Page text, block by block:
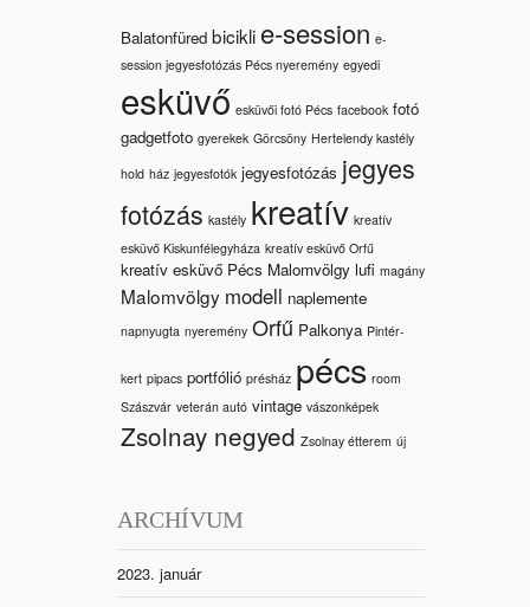
Balatonfüred bicikli e-session e-
session jegyesfotózás Pécs nyeremény egyedi
esküvő esküvői fotó Pécs facebook fotó
gadgetfoto gyerekek Görcsöny Hertelendy kastély
hold ház jegyesfotók jegyesfotózás jegyes
fotózás kastély kreatív kreatív
esküvő Kiskunfélegyháza kreatív esküvő Orfű
kreatív esküvő Pécs Malomvölgy lufi magány
Malomvölgy modell naplemente
napnyugta nyeremény Orfű Palkonya Pintér-
kert pipacs portfólió présház pécs room
Szászvár veterán autó vintage vászonképek
Zsolnay negyed Zsolnay étterem új
ARCHÍVUM
2023. január